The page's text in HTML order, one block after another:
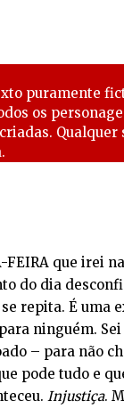
puramente
os
Qualquer
FEIRA que irei
do dia
repita. É uma
ninguém.
– para não
pode tudo e
Injustiça.